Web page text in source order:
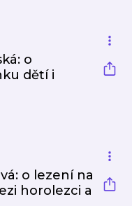
o
dětí i
o lezení na
horolezci a